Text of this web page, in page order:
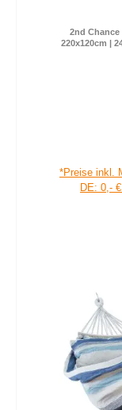
2nd Chance
220x120cm |
*Preise inkl.
DE: 0,-